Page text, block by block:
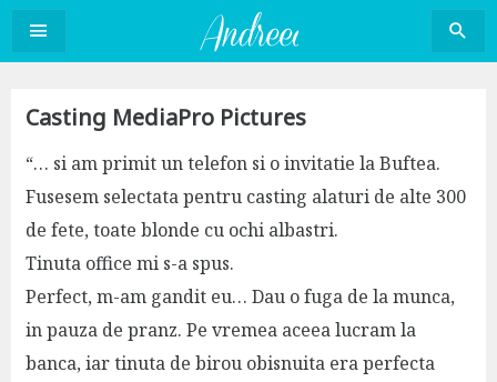
Sari
conținut
Casting MediaPro Pictures
“… si am primit un telefon si o invitatie la Buftea.
Fusesem selectata pentru casting alaturi de alte 300
de fete, toate blonde cu ochi albastri.
Tinuta office mi s-a spus.
Perfect, m-am gandit eu… Dau o fuga de la munca,
in pauza de pranz. Pe vremea aceea lucram la
banca, iar tinuta de birou obisnuita era perfecta